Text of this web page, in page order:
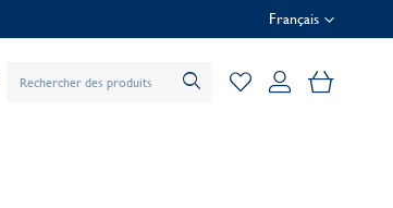
Français
Mon